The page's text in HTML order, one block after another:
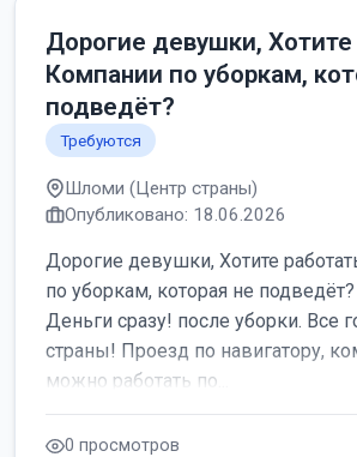
Дорогие девушки, Хотите
Компании по уборкам,
подведёт?
Требуются
Шломи (Центр страны)
Опубликовано: 18.06.2026
Дорогие девушки, Хотите
по уборкам, которая не
Деньги сразу! после уборки. Все
страны! Проезд по навигатору,
можно работать по...
0 просмотров